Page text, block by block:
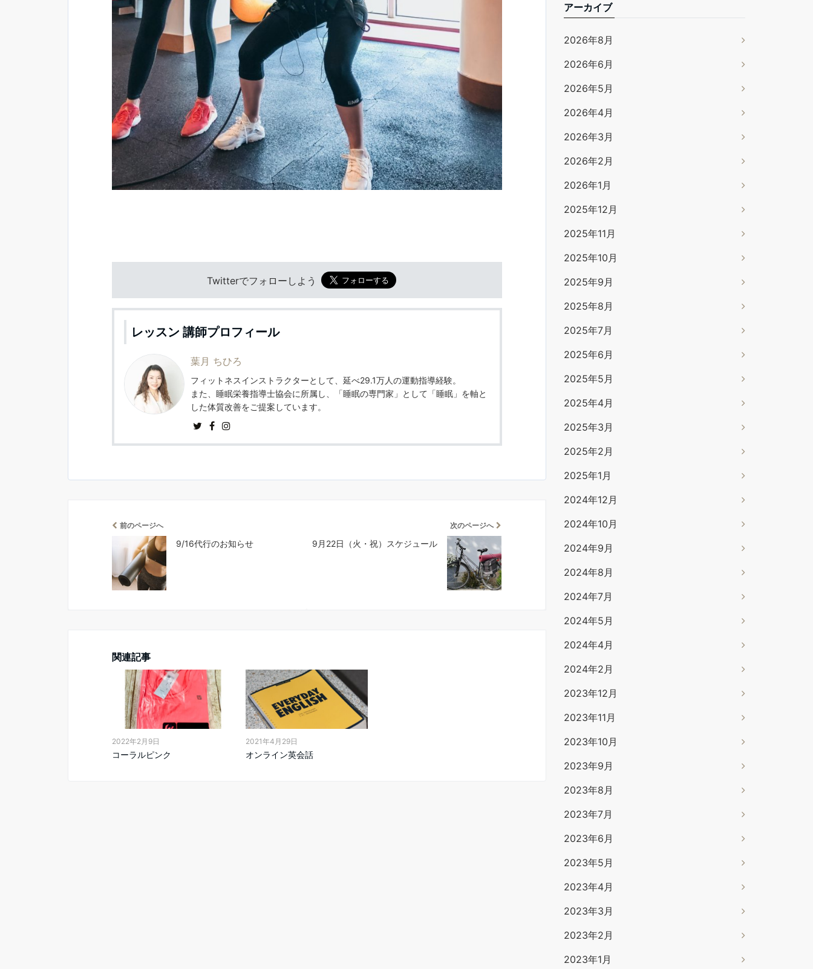
Twitterでフォローしよう
レッスン 講師プロフィール
葉月 ちひろ
フィットネスインストラクターとして、延べ29.1万人の運動指導経験。
また、睡眠栄養指導士協会に所属し、「睡眠の専門家」として「睡眠」を軸と
した体質改善をご提案しています。
前のページへ
9/16代行のお知らせ
次のページへ
9月22日（火・祝）スケジュール
関連記事
2022年2月9日
コーラルピンク
2021年4月29日
オンライン英会話
アーカイブ
2026年8月
2026年6月
2026年5月
2026年4月
2026年3月
2026年2月
2026年1月
2025年12月
2025年11月
2025年10月
2025年9月
2025年8月
2025年7月
2025年6月
2025年5月
2025年4月
2025年3月
2025年2月
2025年1月
2024年12月
2024年10月
2024年9月
2024年8月
2024年7月
2024年5月
2024年4月
2024年2月
2023年12月
2023年11月
2023年10月
2023年9月
2023年8月
2023年7月
2023年6月
2023年5月
2023年4月
2023年3月
2023年2月
2023年1月